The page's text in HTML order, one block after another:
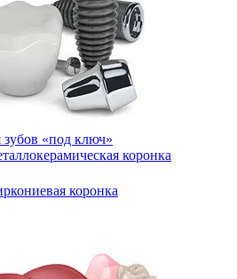
«под ключ»
коронка
коронка